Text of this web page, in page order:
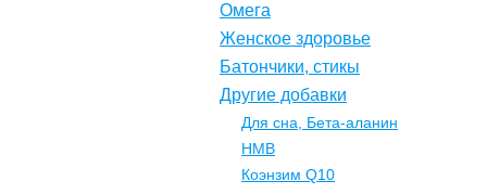
Омега
Женское здоровье
Батончики, стикы
Другие добавки
Для сна, Бета-аланин
НМВ
Коэнзим Q10